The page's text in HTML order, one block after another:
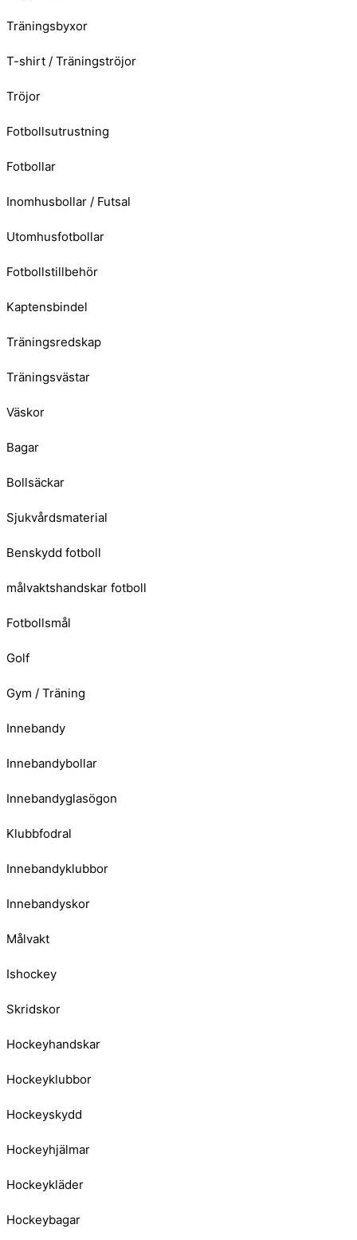
Träningsbyxor
T-shirt / Träningströjor
Tröjor
Fotbollsutrustning
Fotbollar
Inomhusbollar / Futsal
Utomhusfotbollar
Fotbollstillbehör
Kaptensbindel
Träningsredskap
Träningsvästar
Väskor
Bagar
Bollsäckar
Sjukvårdsmaterial
Benskydd fotboll
målvaktshandskar fotboll
Fotbollsmål
Golf
Gym / Träning
Innebandy
Innebandybollar
Innebandyglasögon
Klubbfodral
Innebandyklubbor
Innebandyskor
Målvakt
Ishockey
Skridskor
Hockeyhandskar
Hockeyklubbor
Hockeyskydd
Hockeyhjälmar
Hockeykläder
Hockeybagar